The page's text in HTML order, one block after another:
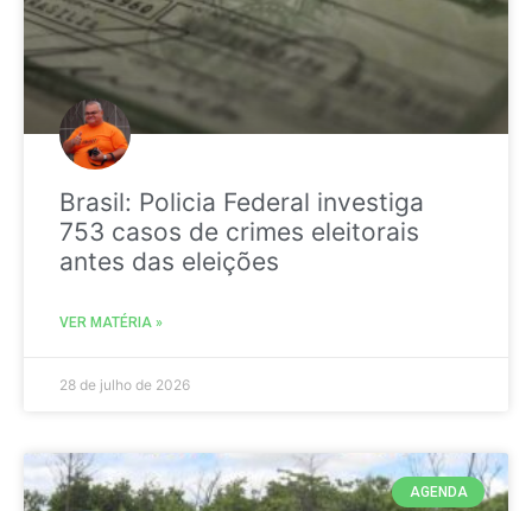
Brasil: Policia Federal investiga
753 casos de crimes eleitorais
antes das eleições
VER MATÉRIA »
28 de julho de 2026
AGENDA